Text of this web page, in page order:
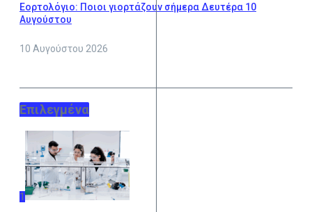
Εορτολόγιο: Ποιοι γιορτάζουν σήμερα Δευτέρα 10
Αυγούστου
10 Αυγούστου 2026
Επιλεγμένα
1